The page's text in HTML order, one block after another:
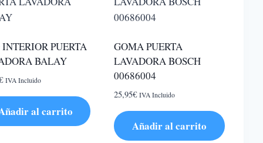
INTERIOR PUERTA
BALAY
IVA Incluido
al carrito
GOMA PUERTA
LAVADORA BOSCH
00686004
25,95€ IVA Incluido
Añadir al carrito